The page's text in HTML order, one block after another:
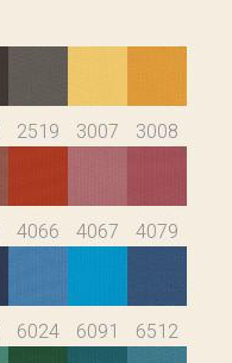
2519 3007 3008
4066 4067 4079
6024 6091 6512